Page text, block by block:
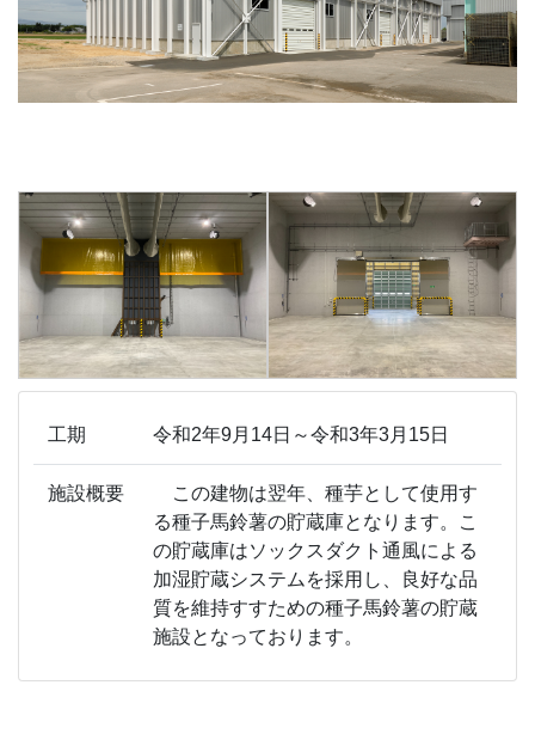
工期 令和2年9月14日～令和3年3月15日
施設概要
この建物は翌年、種芋として使用す
る種子馬鈴薯の貯蔵庫となります。こ
の貯蔵庫はソックスダクト通風による
加湿貯蔵システムを採用し、良好な品
質を維持すすための種子馬鈴薯の貯蔵
施設となっております。